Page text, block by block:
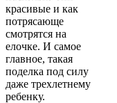
красивые и как
потрясающе
смотрятся на
елочке. И самое
главное, такая
поделка под силу
даже трехлетнему
ребенку.